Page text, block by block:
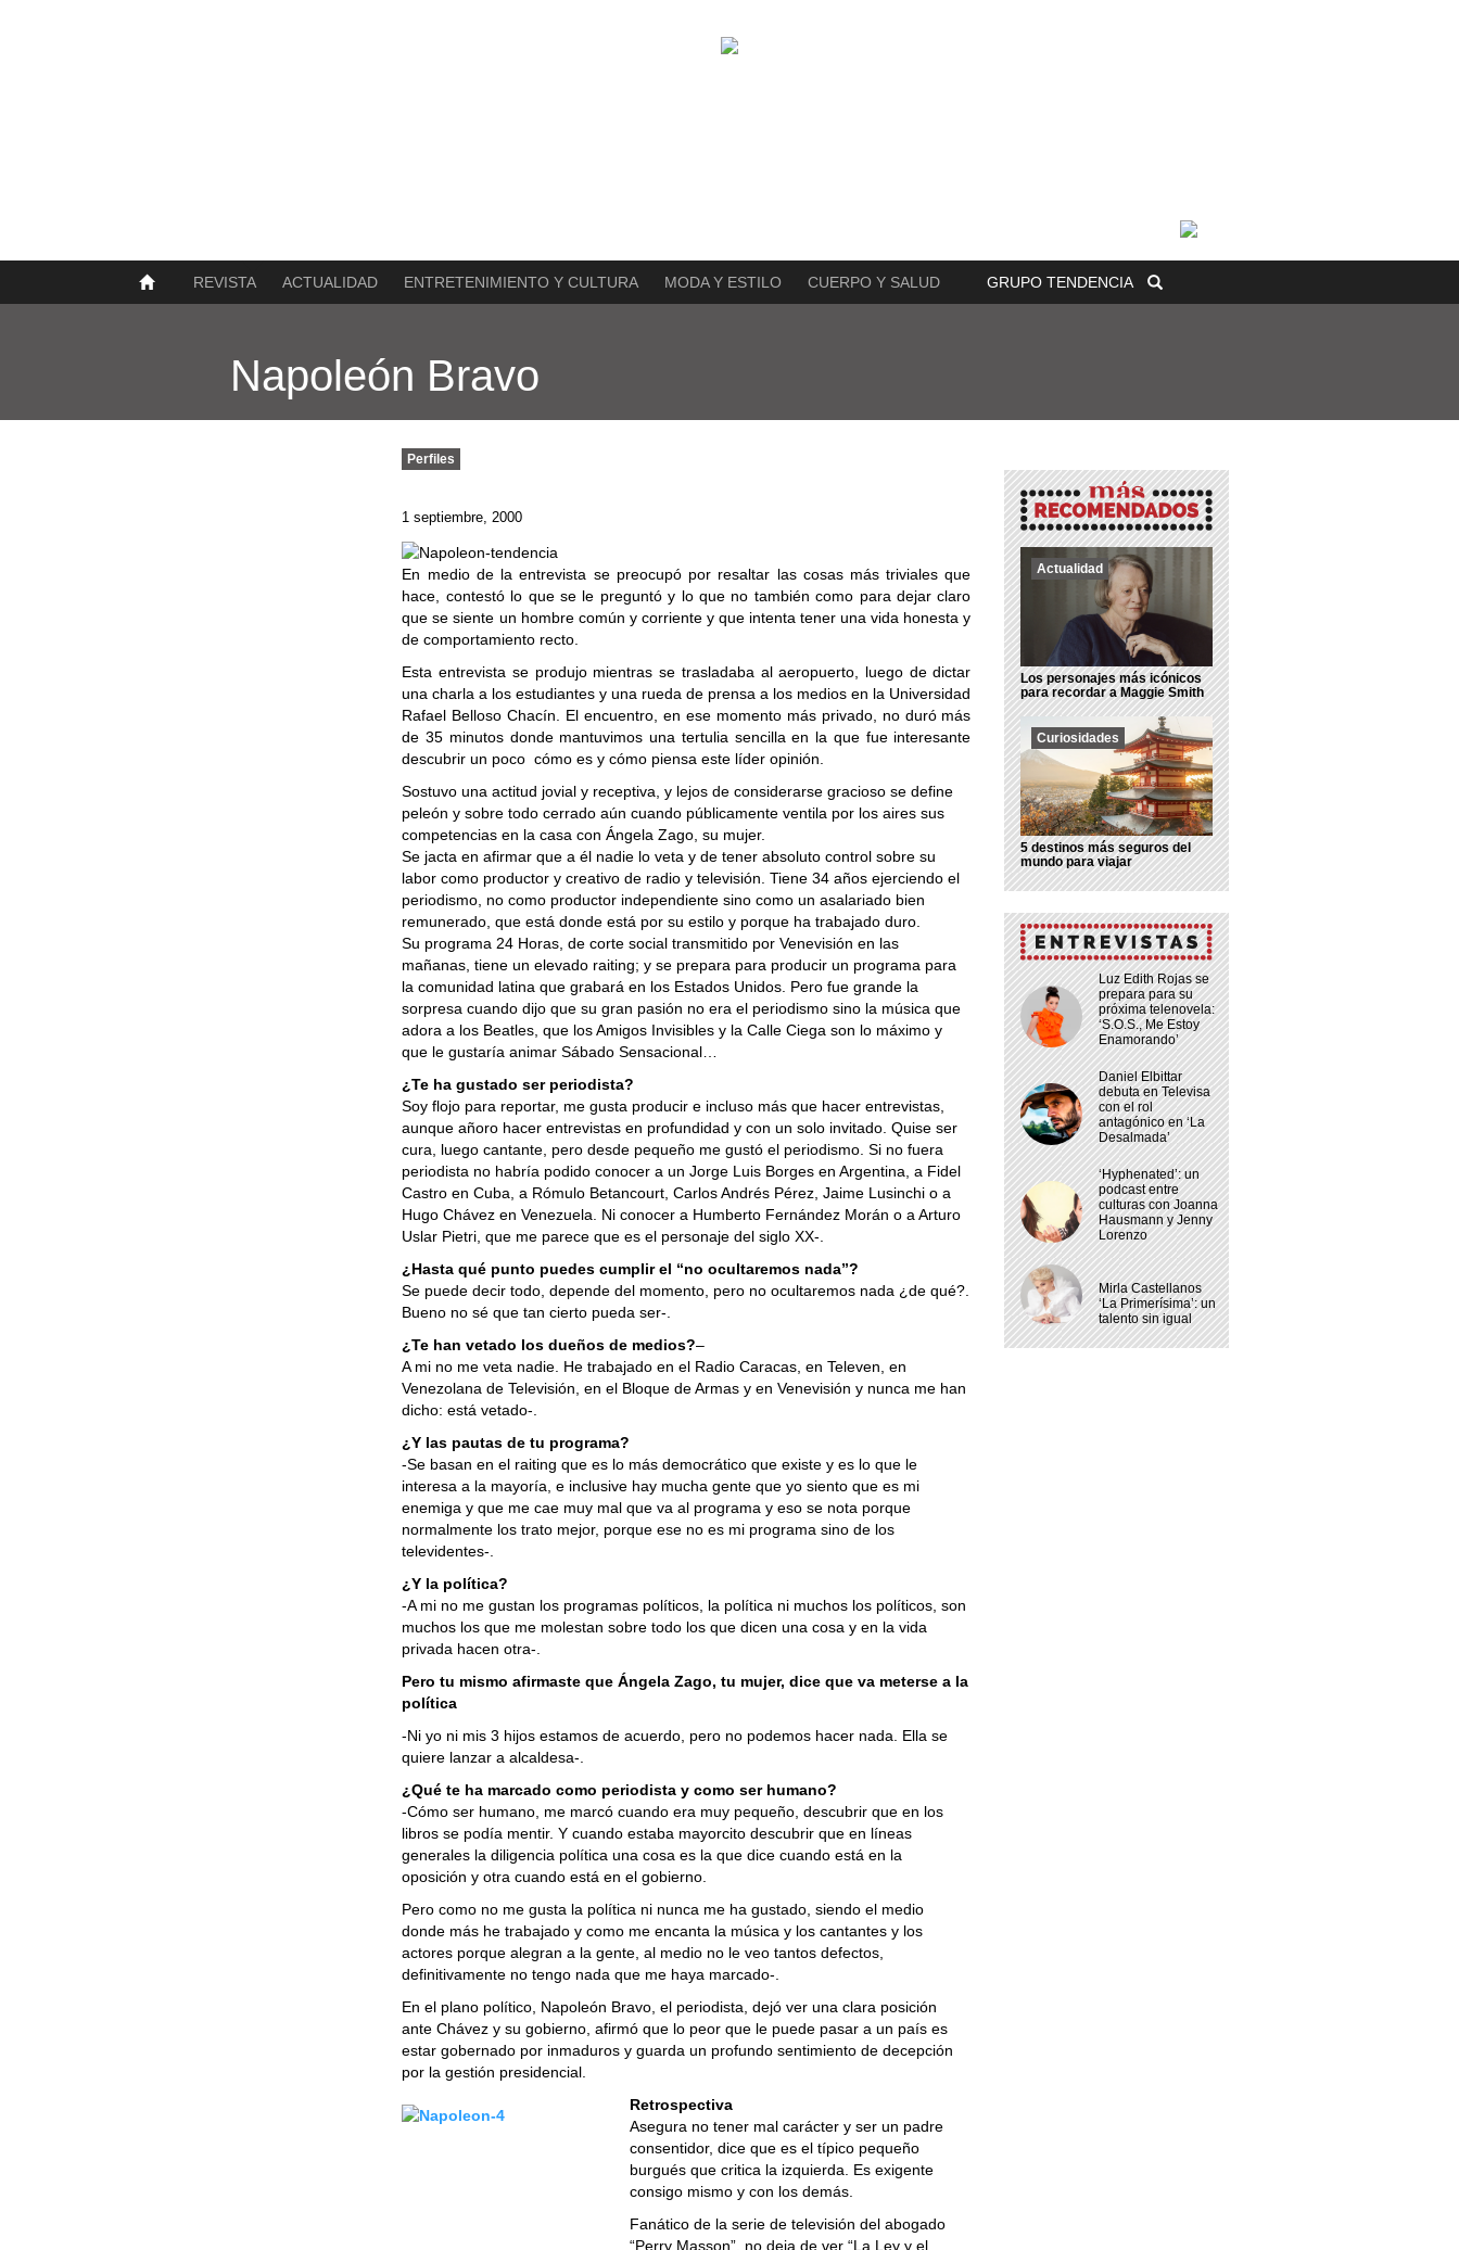
REVISTA ACTUALIDAD ENTRETENIMIENTO Y CULTURA MODA Y ESTILO CUERPO Y SALUD GRUPOTENDENCIA
Napoleón Bravo
Actualidad
Los personajes más icónicos
para recordar a Maggie Smith
Curiosidades
5 destinos más seguros del
mundo para viajar
Luz Edith Rojas se
prepara para su
próxima telenovela:
‘S.O.S., Me Estoy
Enamorando’
Daniel Elbittar
debuta en Televisa
con el rol
antagónico en ‘La
Desalmada’
‘Hyphenated’: un
podcast entre
culturas con Joanna
Hausmann y Jenny
Lorenzo
Mirla Castellanos
‘La Primerísima’: un
talento sin igual
Perfiles
1 septiembre, 2000
En medio de la entrevista se preocupó por resaltar las cosas más triviales que
hace, contestó lo que se le preguntó y lo que no también como para dejar claro
que se siente un hombre común y corriente y que intenta tener una vida honesta y
de comportamiento recto.
Esta entrevista se produjo mientras se trasladaba al aeropuerto, luego de dictar
una charla a los estudiantes y una rueda de prensa a los medios en la Universidad
Rafael Belloso Chacín. El encuentro, en ese momento más privado, no duró más
de 35 minutos donde mantuvimos una tertulia sencilla en la que fue interesante
descubrir un poco cómo es y cómo piensa este líder opinión.
Sostuvo una actitud jovial y receptiva, y lejos de considerarse gracioso se define
peleón y sobre todo cerrado aún cuando públicamente ventila por los aires sus
competencias en la casa con Ángela Zago, su mujer.
Se jacta en afirmar que a él nadie lo veta y de tener absoluto control sobre su
labor como productor y creativo de radio y televisión. Tiene 34 años ejerciendo el
periodismo, no como productor independiente sino como un asalariado bien
remunerado, que está donde está por su estilo y porque ha trabajado duro.
Su programa 24 Horas, de corte social transmitido por Venevisión en las
mañanas, tiene un elevado raiting; y se prepara para producir un programa para
la comunidad latina que grabará en los Estados Unidos. Pero fue grande la
sorpresa cuando dijo que su gran pasión no era el periodismo sino la música que
adora a los Beatles, que los Amigos Invisibles y la Calle Ciega son lo máximo y
que le gustaría animar Sábado Sensacional…
¿Te ha gustado ser periodista?
Soy flojo para reportar, me gusta producir e incluso más que hacer entrevistas,
aunque añoro hacer entrevistas en profundidad y con un solo invitado. Quise ser
cura, luego cantante, pero desde pequeño me gustó el periodismo. Si no fuera
periodista no habría podido conocer a un Jorge Luis Borges en Argentina, a Fidel
Castro en Cuba, a Rómulo Betancourt, Carlos Andrés Pérez, Jaime Lusinchi o a
Hugo Chávez en Venezuela. Ni conocer a Humberto Fernández Morán o a Arturo
Uslar Pietri, que me parece que es el personaje del siglo XX-.
¿Hasta qué punto puedes cumplir el “no ocultaremos nada”?
Se puede decir todo, depende del momento, pero no ocultaremos nada ¿de qué?.
Bueno no sé que tan cierto pueda ser-.
¿Te han vetado los dueños de medios?–
A mi no me veta nadie. He trabajado en el Radio Caracas, en Televen, en
Venezolana de Televisión, en el Bloque de Armas y en Venevisión y nunca me han
dicho: está vetado-.
¿Y las pautas de tu programa?
-Se basan en el raiting que es lo más democrático que existe y es lo que le
interesa a la mayoría, e inclusive hay mucha gente que yo siento que es mi
enemiga y que me cae muy mal que va al programa y eso se nota porque
normalmente los trato mejor, porque ese no es mi programa sino de los
televidentes-.
¿Y la política?
-A mi no me gustan los programas políticos, la política ni muchos los políticos, son
muchos los que me molestan sobre todo los que dicen una cosa y en la vida
privada hacen otra-.
Pero tu mismo afirmaste que Ángela Zago, tu mujer, dice que va meterse a la
política
-Ni yo ni mis 3 hijos estamos de acuerdo, pero no podemos hacer nada. Ella se
quiere lanzar a alcaldesa-.
¿Qué te ha marcado como periodista y como ser humano?
-Cómo ser humano, me marcó cuando era muy pequeño, descubrir que en los
libros se podía mentir. Y cuando estaba mayorcito descubrir que en líneas
generales la diligencia política una cosa es la que dice cuando está en la
oposición y otra cuando está en el gobierno.
Pero como no me gusta la política ni nunca me ha gustado, siendo el medio
donde más he trabajado y como me encanta la música y los cantantes y los
actores porque alegran a la gente, al medio no le veo tantos defectos,
definitivamente no tengo nada que me haya marcado-.
En el plano político, Napoleón Bravo, el periodista, dejó ver una clara posición
ante Chávez y su gobierno, afirmó que lo peor que le puede pasar a un país es
estar gobernado por inmaduros y guarda un profundo sentimiento de decepción
por la gestión presidencial.
Retrospectiva
Asegura no tener mal carácter y ser un padre
consentidor, dice que es el típico pequeño
burgués que critica la izquierda. Es exigente
consigo mismo y con los demás.
Fanático de la serie de televisión del abogado
“Perry Masson”, no deja de ver “La Ley y el